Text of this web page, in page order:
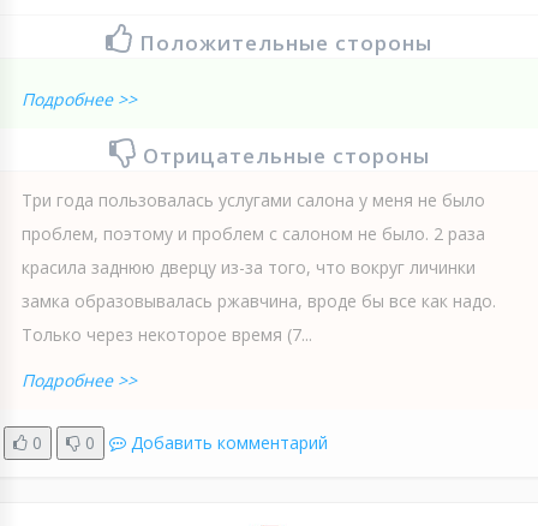
Положительные стороны
Подробнее >>
Отрицательные стороны
Три года пользовалась услугами салона у меня не было
проблем, поэтому и проблем с салоном не было. 2 раза
красила заднюю дверцу из-за того, что вокруг личинки
замка образовывалась ржавчина, вроде бы все как надо.
Только через некоторое время (7...
Подробнее >>
0 0 Добавить комментарий